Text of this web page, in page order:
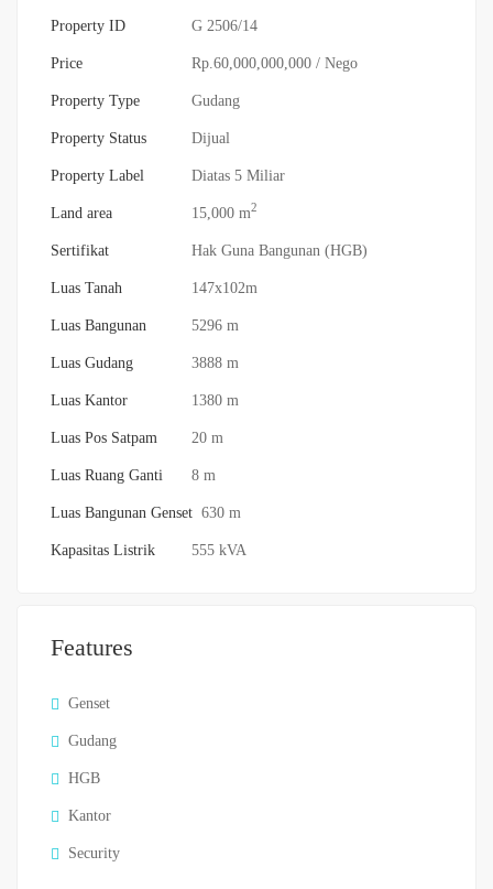
Property ID G 2506/14
Price Rp.60,000,000,000 / Nego
Property Type Gudang
Property Status Dijual
Property Label Diatas 5 Miliar
Land area 15,000 m2
Sertifikat Hak Guna Bangunan (HGB)
Luas Tanah 147x102m
Luas Bangunan 5296 m
Luas Gudang 3888 m
Luas Kantor 1380 m
Luas Pos Satpam 20 m
Luas Ruang Ganti 8 m
Luas Bangunan Genset 630 m
Kapasitas Listrik 555 kVA
Features
Genset
Gudang
HGB
Kantor
Security